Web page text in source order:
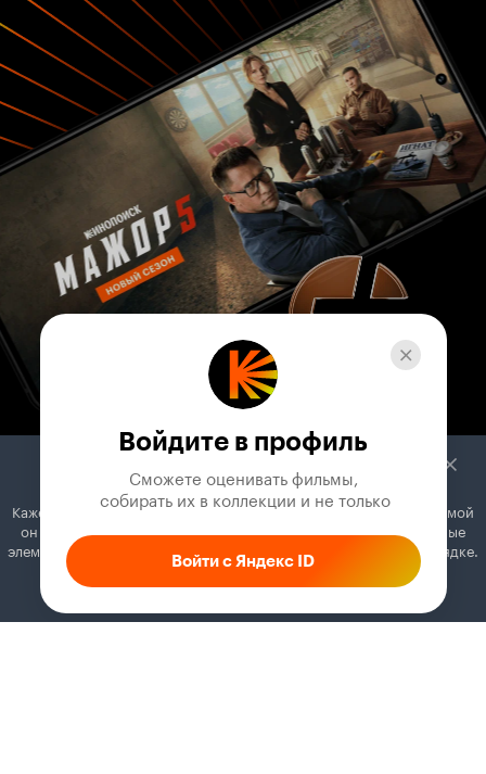
Войдите в профиль
Сможете оценивать фильмы,
собирать их в коллекции и не только
Войти с Яндекс ID
Кажется, вы используете блокировщик рекламы. Вместе с рекламой
он может отключать постеры, папки с фильмами и другие важные
элементы. Добавьте Кинопоиск в исключения, и всё будет в порядке.
Как это сделать